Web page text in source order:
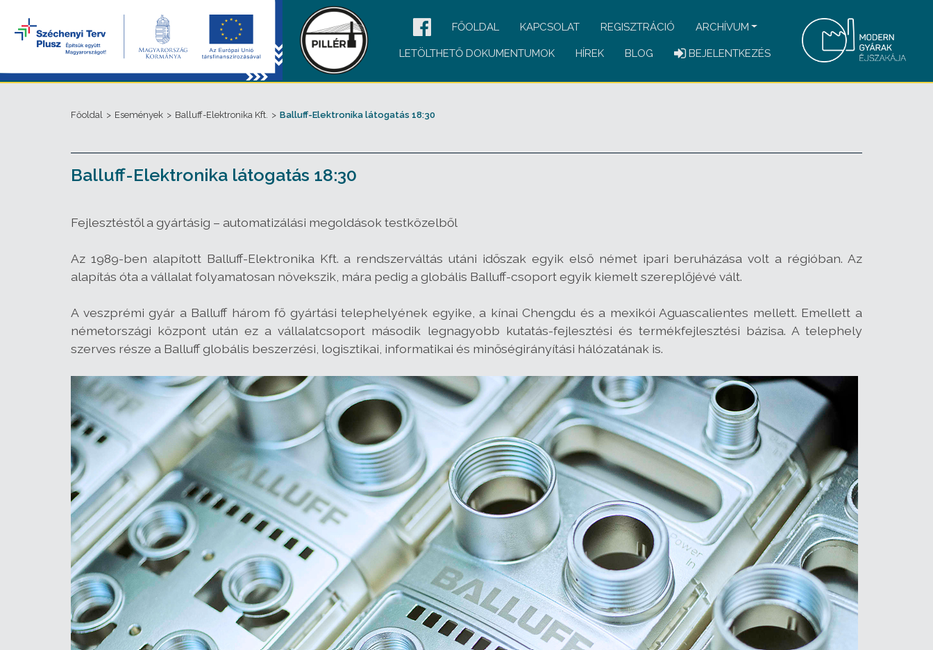
FŐOLDAL KAPCSOLAT REGISZTRÁCIÓ ARCHÍVUM
LETÖLTHETŐ DOKUMENTUMOK HÍREK BLOG BEJELENTKEZÉS
Főoldal > Események > Balluff-Elektronika Kft. > Balluff-Elektronika látogatás 18:30
Balluff-Elektronika látogatás 18:30
Fejlesztéstől a gyártásig – automatizálási megoldások testközelből
Az 1989-ben alapított Balluff-Elektronika Kft. a rendszerváltás utáni időszak egyik első német ipari beruházása volt a régióban. Az
alapítás óta a vállalat folyamatosan növekszik, mára pedig a globális Balluff-csoport egyik kiemelt szereplőjévé vált.
A veszprémi gyár a Balluff három fő gyártási telephelyének egyike, a kínai Chengdu és a mexikói Aguascalientes mellett. Emellett a
németországi központ után ez a vállalatcsoport második legnagyobb kutatás-fejlesztési és termékfejlesztési bázisa. A telephely
szerves része a Balluff globális beszerzési, logisztikai, informatikai és minőségirányítási hálózatának is.